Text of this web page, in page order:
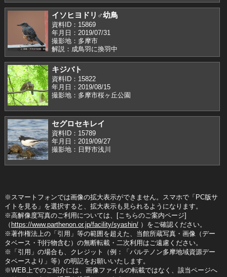
イソヒヨドリ♂幼鳥
資料ID：15869
年月日：2019/07/31
撮影地：多摩市
解説：成鳥羽に換羽中
キジバト
資料ID：15822
年月日：2019/08/15
撮影地：多摩市桜ヶ丘公園
セグロセキレイ
資料ID：15789
年月日：2019/09/27
撮影地：日野市浅川
※スマートフォンでは画像の拡大表示ができません。スマホで「PC版サ
イトを見る」を選択すると、拡大表示も見られるようになります。
※高解像度写真のご利用については、[こちらのご案内ページ]
（ https://www.parthenon.or.jp/facility/syashin/）をご確認ください。
※著作権法上の「引用」等の範囲を超えた、当館所蔵写真・画像（デー
タベース・刊行物含む）の無断転載・二次利用はご遠慮ください。
※「引用」の場合も、クレジット（例：「パルテノン多摩地域資源デー
タベースより」等）の明記をお願いいたします。
※WEB上でのご紹介には、画像ファイルの転載ではなく、該当ページへ